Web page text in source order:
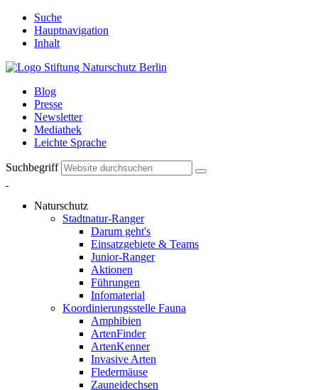
Suche
Hauptnavigation
Inhalt
Blog
Presse
Newsletter
Mediathek
Leichte Sprache
Suchbegriff
Naturschutz
Stadtnatur-Ranger
Darum geht's
Einsatzgebiete & Teams
Junior-Ranger
Aktionen
Führungen
Infomaterial
Koordinierungsstelle Fauna
Amphibien
ArtenFinder
ArtenKenner
Invasive Arten
Fledermäuse
Zauneidechsen